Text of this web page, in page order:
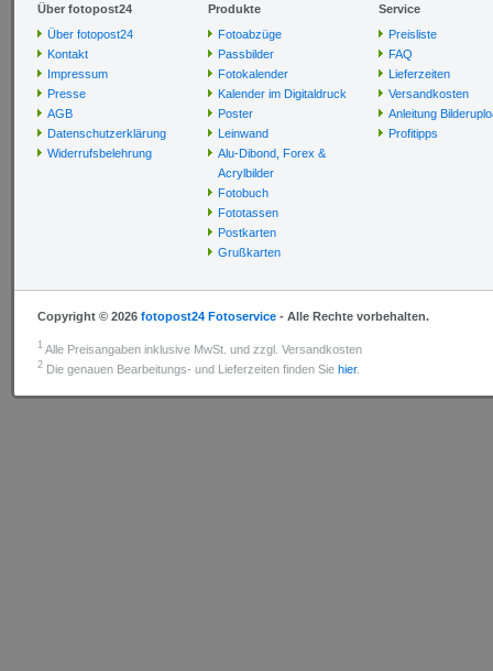
Über fotopost24
Über fotopost24
Kontakt
Impressum
Presse
AGB
Datenschutzerklärung
Widerrufsbelehrung
Produkte
Fotoabzüge
Passbilder
Fotokalender
Kalender im Digitaldruck
Poster
Leinwand
Alu-Dibond, Forex &
Acrylbilder
Fotobuch
Fototassen
Postkarten
Grußkarten
Service
Preisliste
FAQ
Lieferzeiten
Versandkosten
Anleitung
Profitipps
Copyright © 2026 fotopost24 Fotoservice - Alle Rechte vorbehalten.
1 Alle Preisangaben inklusive MwSt. und zzgl. Versandkosten
2 Die genauen Bearbeitungs- und Lieferzeiten finden Sie hier.